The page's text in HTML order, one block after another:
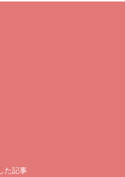
た記事